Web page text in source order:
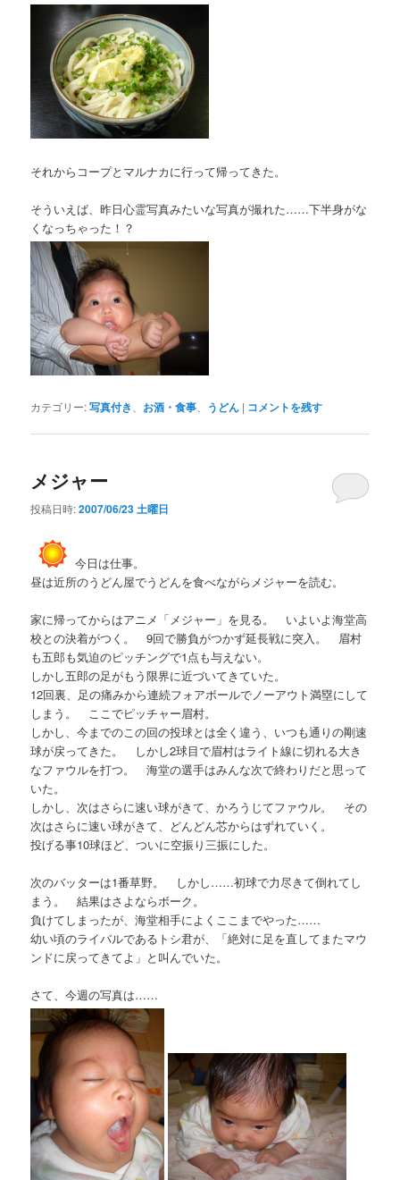
それからコープとマルナカに行って帰ってきた。
そういえば、昨日心霊写真みたいな写真が撮れた……下半身がな
くなっちゃった！？
カテゴリー:写真付き お酒・食事 うどん | コメントを残す
メジャー
投稿日時:2007/06/23 土曜日
今日は仕事。
昼は近所のうどん屋でうどんを食べながらメジャーを読む。
家に帰ってからはアニメ「メジャー」を見る。 いよいよ海堂高
校との決着がつく。 9回で勝負がつかず延長戦に突入。 眉村
も五郎も気迫のピッチングで1点も与えない。
しかし五郎の足がもう限界に近づいてきていた。
12回裏、足の痛みから連続フォアボールでノーアウト満塁にして
しまう。 ここでピッチャー眉村。
しかし、今までのこの回の投球とは全く違う、いつも通りの剛速
球が戻ってきた。 しかし2球目で眉村はライト線に切れる大き
なファウルを打つ。 海堂の選手はみんな次で終わりだと思って
いた。
しかし、次はさらに速い球がきて、かろうじてファウル。 その
次はさらに速い球がきて、どんどん芯からはずれていく。
投げる事10球ほど、ついに空振り三振にした。
次のバッターは1番草野。 しかし……初球で力尽きて倒れてし
まう。 結果はさよならボーク。
負けてしまったが、海堂相手によくここまでやった……
幼い頃のライバルであるトシ君が、「絶対に足を直してまたマウ
ンドに戻ってきてよ」と叫んでいた。
さて、今週の写真は……